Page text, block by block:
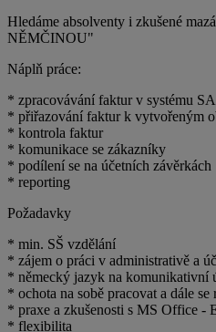
Hledáme absolventy i zkušené
NĚMČINOU"
Náplň práce:
* zpracovávání faktur v systému
* přiřazování faktur k vytvořeným
* kontrola faktur
* komunikace se zákazníky
* podílení se na účetních závěrkách
* reporting
Požadavky
* min. SŠ vzdělání
* zájem o práci v administrativě a
* německý jazyk na komunikativní
* ochota na sobě pracovat a dále se
* praxe a zkušenosti s MS Office -
* flexibilita